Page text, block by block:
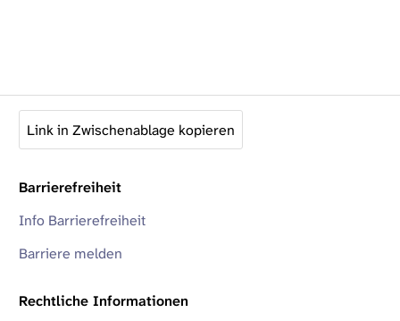
Link in Zwischenablage kopieren
Barrierefreiheit
Info Barrierefreiheit
Barriere melden
Rechtliche Informationen